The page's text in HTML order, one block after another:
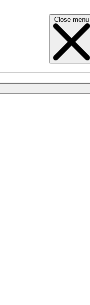
Close menu